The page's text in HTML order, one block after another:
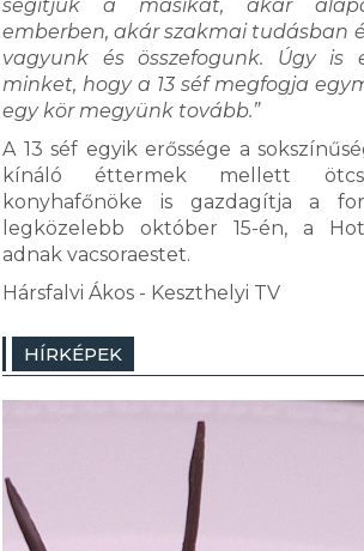
segítjük a másikat, akár
emberben, akár szakmai tudásban
vagyunk és összefogunk. Úgy is
minket, hogy a 13 séf megfogja
egy kör megyünk tovább.”
A 13 séf egyik erőssége a
kínáló éttermek mellett
konyhafőnöke is gazdagítja a
legközelebb október 15-én, a
adnak vacsoraestet.
Hársfalvi Ákos - Keszthelyi TV
HÍRKÉPEK